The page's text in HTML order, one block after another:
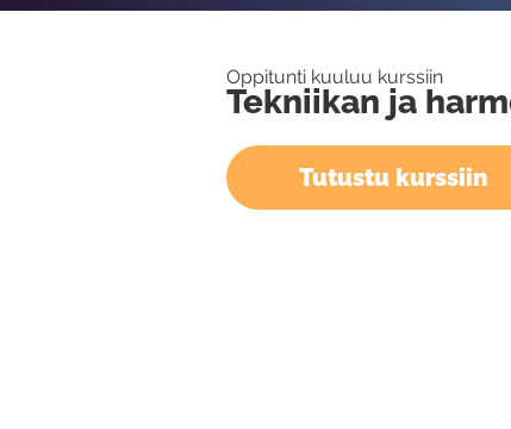
Oppitunti kuuluu kurssiin
Tekniikan ja
Tutustu kurssiin